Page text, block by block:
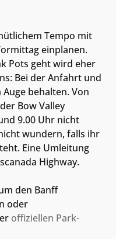
Tempo mit
einplanen.
Pots geht wird eher
Bei der Anfahrt und
behalten. Von
Bow Valley
9.00 Uhr nicht
wundern, falls ihr
Eine Umleitung
Highway.
den Banff
oder
offiziellen Park-